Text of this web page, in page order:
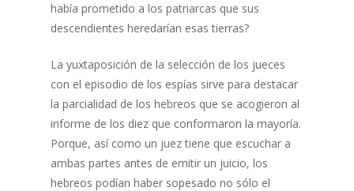
había prometido a los patriarcas que sus
descendientes heredarían esas tierras?
La yuxtaposición de la selección de los jueces
con el episodio de los espías sirve para destacar
la parcialidad de los hebreos que se acogieron al
informe de los diez que conformaron la mayoría.
Porque, así como un juez tiene que escuchar a
ambas partes antes de emitir un juicio, los
hebreos podían haber sopesado no sólo el